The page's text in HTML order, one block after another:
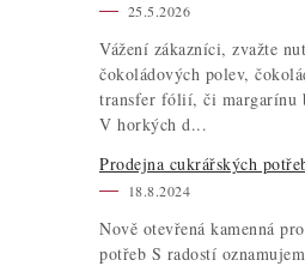
25.5.2026
Vážení zákazníci, zvažte
čokoládových polev,
transfer fólií, či margarínu
V horkých d...
Prodejna cukrářských
18.8.2024
Nově otevřená kamenná
potřeb S radostí